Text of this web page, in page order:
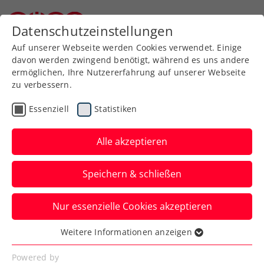
Aktuelle News
News filtern
Datenschutzeinstellungen
Auf unserer Webseite werden Cookies verwendet. Einige
davon werden zwingend benötigt, während es uns andere
ermöglichen, Ihre Nutzererfahrung auf unserer Webseite
zu verbessern.
Essenziell Statistiken
Alle akzeptieren
Speichern & schließen
Nur essenzielle Cookies akzeptieren
Essenziell
Essenzielle Cookies werden für grundlegende
Weitere Informationen anzeigen
Powered by